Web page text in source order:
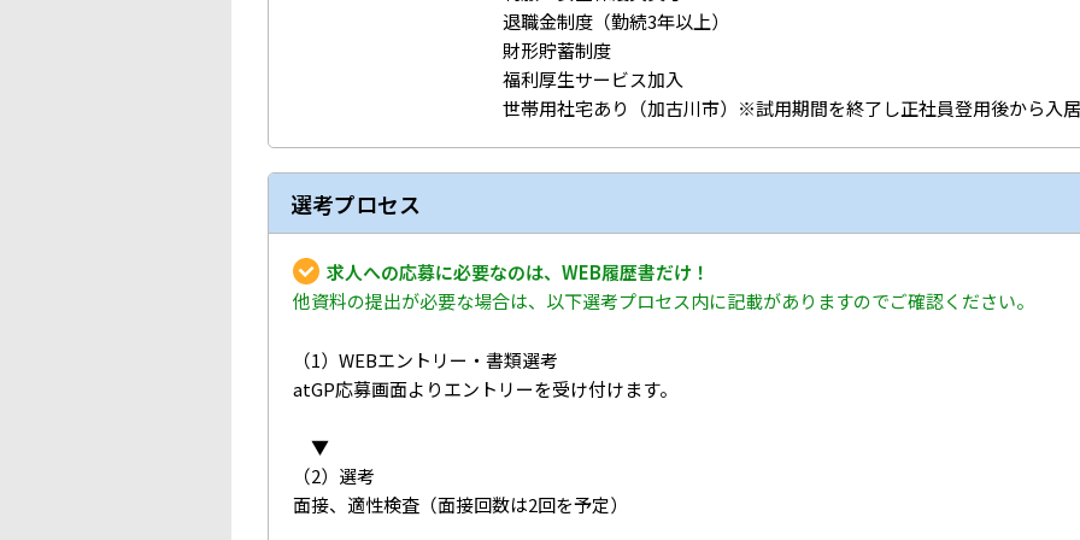
退職金制度（勤続3年以上）
財形貯蓄制度
福利厚生サービス加入
世帯用社宅あり（加古川市）※試用期間を終了し正社員登用後から入
選考プロセス
求人への応募に必要なのは、WEB履歴書だけ！
他資料の提出が必要な場合は、以下選考プロセス内に記載がありますのでご確認ください。
（1）WEBエントリー・書類選考
atGP応募画面よりエントリーを受け付けます。
▼
（2）選考
面接、適性検査（面接回数は2回を予定）